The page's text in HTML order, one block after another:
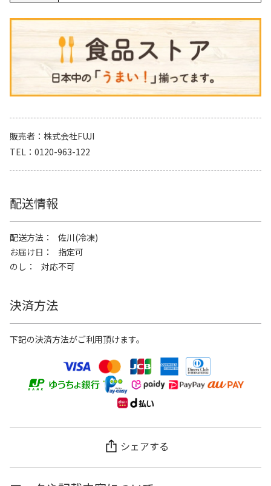
販売者
株式会社FUJI
TEL
0120-963-122
配送情報
配送方法
佐川(冷凍)
お届け日
指定可
のし
対応不可
決済方法
下記の決済方法がご利用頂けます。
シェアする